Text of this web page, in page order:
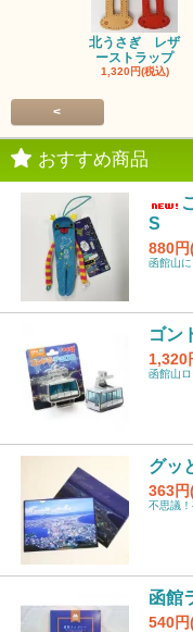
北うさぎ レザ
ーストラップ
1,320円(税込)
<
おすすめ商品
S
880円
函館山
ゴン
1,320
函館山
グッ
363円
不思議
函館
540円